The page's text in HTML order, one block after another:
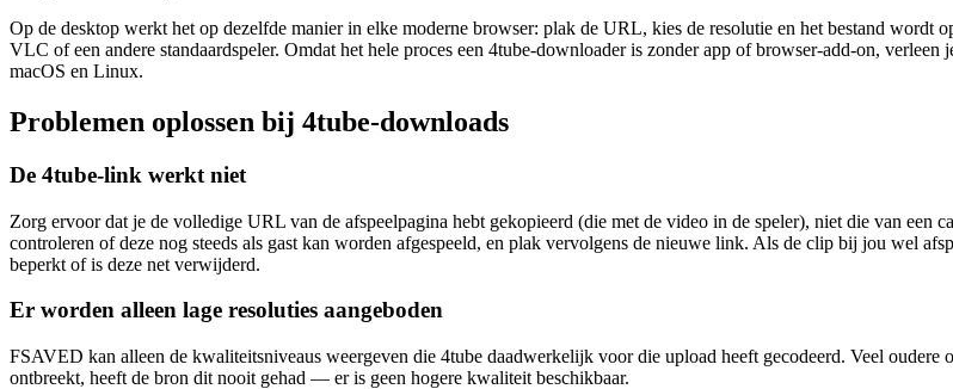
Op de desktop werkt het op dezelfde manier in elke moderne browser: plak de URL, kies de resolutie en het bestand wordt
VLC of een andere standaardspeler. Omdat het hele proces een 4tube-downloader is zonder app of browser-add-on,
macOS en Linux.
Problemen oplossen bij 4tube-downloads
De 4tube-link werkt niet
Zorg ervoor dat je de volledige URL van de afspeelpagina hebt gekopieerd (die met de video in de speler), niet die van een
controleren of deze nog steeds als gast kan worden afgespeeld, en plak vervolgens de nieuwe link. Als de clip bij jou wel
beperkt of is deze net verwijderd.
Er worden alleen lage resoluties aangeboden
FSAVED kan alleen de kwaliteitsniveaus weergeven die 4tube daadwerkelijk voor die upload heeft gecodeerd. Veel
ontbreekt, heeft de bron dit nooit gehad — er is geen hogere kwaliteit beschikbaar.